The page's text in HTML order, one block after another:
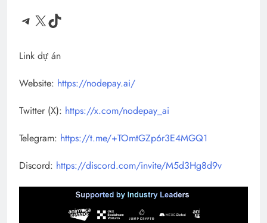
Telegram
X TikTok
Link dự án
Website: https://nodepay.ai/
Twitter (X): https://x.com/nodepay_ai
Telegram: https://t.me/+TOmtGZp6r3E4MGQ1
Discord: https://discord.com/invite/M5d3Hg8d9v